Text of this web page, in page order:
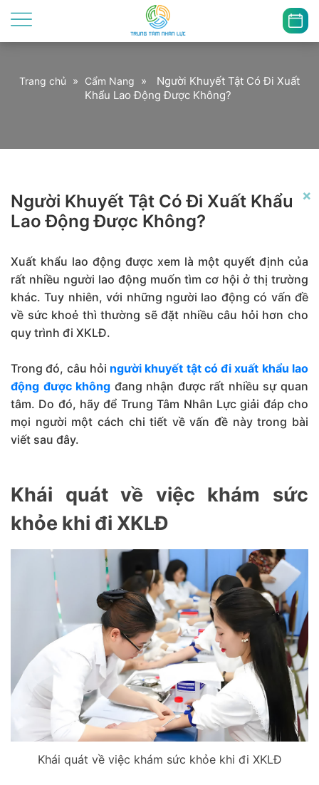
Trang chủ » Cẩm Nang »
Người Khuyết Tật Có Đi Xuất
Khẩu Lao Động Được Không?
Người Khuyết Tật Có Đi Xuất Khẩu
Lao Động Được Không?
Xuất khẩu lao động được xem là một quyết định của
rất nhiều người lao động muốn tìm cơ hội ở thị trường
khác. Tuy nhiên, với những người lao động có vấn đề
về sức khoẻ thì thường sẽ đặt nhiều câu hỏi hơn cho
quy trình đi XKLĐ.
Trong đó, câu hỏi người khuyết tật có đi xuất khẩu lao
động được không đang nhận được rất nhiều sự quan
tâm. Do đó, hãy để Trung Tâm Nhân Lực giải đáp cho
mọi người một cách chi tiết về vấn đề này trong bài
viết sau đây.
Khái quát về việc khám sức
khỏe khi đi XKLĐ
Khái quát về việc khám sức khỏe khi đi XKLĐ
×